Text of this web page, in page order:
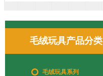
毛绒玩具产品分类
毛绒玩具系列